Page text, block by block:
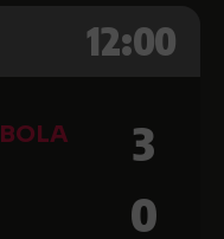
12:00
3
0